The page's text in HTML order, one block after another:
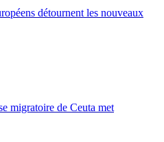
détournent les nouveaux
migratoire de Ceuta met